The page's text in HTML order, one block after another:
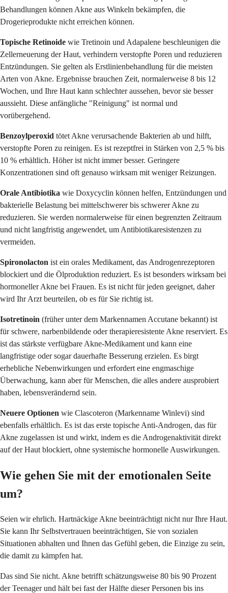
Behandlungen können Akne aus Winkeln bekämpfen, die
Drogerieprodukte nicht erreichen können.
Topische Retinoide wie Tretinoin und Adapalene beschleunigen die
Zellerneuerung der Haut, verhindern verstopfte Poren und reduzieren
Entzündungen. Sie gelten als Erstlinienbehandlung für die meisten
Arten von Akne. Ergebnisse brauchen Zeit, normalerweise 8 bis 12
Wochen, und Ihre Haut kann schlechter aussehen, bevor sie besser
aussieht. Diese anfängliche "Reinigung" ist normal und
vorübergehend.
Benzoylperoxid tötet Akne verursachende Bakterien ab und hilft,
verstopfte Poren zu reinigen. Es ist rezeptfrei in Stärken von 2,5 % bis
10 % erhältlich. Höher ist nicht immer besser. Geringere
Konzentrationen sind oft genauso wirksam mit weniger Reizungen.
Orale Antibiotika wie Doxycyclin können helfen, Entzündungen und
bakterielle Belastung bei mittelschwerer bis schwerer Akne zu
reduzieren. Sie werden normalerweise für einen begrenzten Zeitraum
und nicht langfristig angewendet, um Antibiotikaresistenzen zu
vermeiden.
Spironolacton ist ein orales Medikament, das Androgenrezeptoren
blockiert und die Ölproduktion reduziert. Es ist besonders wirksam bei
hormoneller Akne bei Frauen. Es ist nicht für jeden geeignet, daher
wird Ihr Arzt beurteilen, ob es für Sie richtig ist.
Isotretinoin (früher unter dem Markennamen Accutane bekannt) ist
für schwere, narbenbildende oder therapieresistente Akne reserviert. Es
ist das stärkste verfügbare Akne-Medikament und kann eine
langfristige oder sogar dauerhafte Besserung erzielen. Es birgt
erhebliche Nebenwirkungen und erfordert eine engmaschige
Überwachung, kann aber für Menschen, die alles andere ausprobiert
haben, lebensverändernd sein.
Neuere Optionen wie Clascoteron (Markenname Winlevi) sind
ebenfalls erhältlich. Es ist das erste topische Anti-Androgen, das für
Akne zugelassen ist und wirkt, indem es die Androgenaktivität direkt
auf der Haut blockiert, ohne systemische hormonelle Auswirkungen.
Wie gehen Sie mit der emotionalen Seite
um?
Seien wir ehrlich. Hartnäckige Akne beeinträchtigt nicht nur Ihre Haut.
Sie kann Ihr Selbstvertrauen beeinträchtigen, Sie von sozialen
Situationen abhalten und Ihnen das Gefühl geben, die Einzige zu sein,
die damit zu kämpfen hat.
Das sind Sie nicht. Akne betrifft schätzungsweise 80 bis 90 Prozent
der Teenager und hält bei fast der Hälfte dieser Personen bis ins